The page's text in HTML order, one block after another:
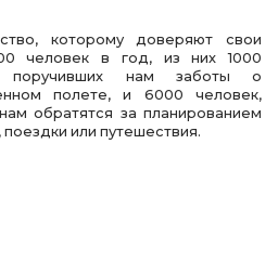
которому доверяют свои
человек в год, из них 1000
поручивших нам заботы о
полете, и 6000 человек,
обратятся за планированием
или путешествия.